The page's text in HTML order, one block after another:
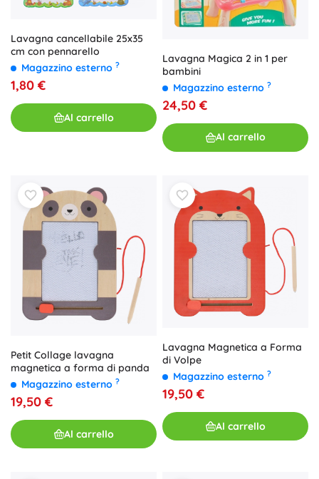
Lavagna cancellabile 25x35
cm con pennarello
Magazzino esterno ?
1,80 €
Al carrello
Lavagna Magica 2 in 1 per
bambini
Magazzino esterno ?
24,50 €
Al carrello
Petit Collage lavagna
magnetica a forma di panda
Magazzino esterno ?
19,50 €
Al carrello
Lavagna Magnetica a Forma
di Volpe
Magazzino esterno ?
19,50 €
Al carrello